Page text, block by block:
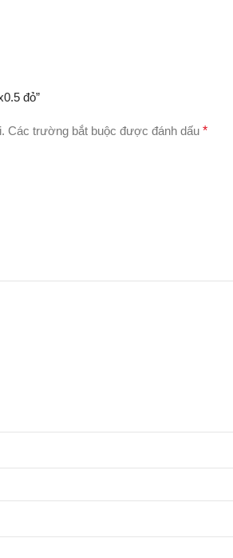
đỏ”
Các trường bắt buộc được đánh dấu *